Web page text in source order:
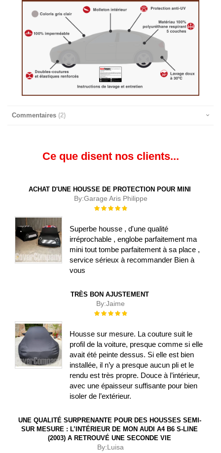
Commentaires 2
Ce que disent nos clients...
ACHAT D'UNE HOUSSE DE PROTECTION POUR MINI
By:Garage Aris Philippe
Évaluation :
Superbe housse , d'une qualité
irréprochable , englobe parfaitement ma
mini tout tombe parfaitement à sa place ,
service sérieux à recommander Bien à
vous
TRÈS BON AJUSTEMENT
By:Jaime
Évaluation :
Housse sur mesure. La couture suit le
profil de la voiture, presque comme si elle
avait été peinte dessus. Si elle est bien
installée, il n’y a presque aucun pli et le
rendu est très propre. Douce à l’intérieur,
avec une épaisseur suffisante pour bien
isoler de l’extérieur.
UNE QUALITÉ SURPRENANTE POUR DES HOUSSES SEMI-
SUR MESURE : L’INTÉRIEUR DE MON AUDI A4 B6 S-LINE
(2003) A RETROUVÉ UNE SECONDE VIE
By:Luisa